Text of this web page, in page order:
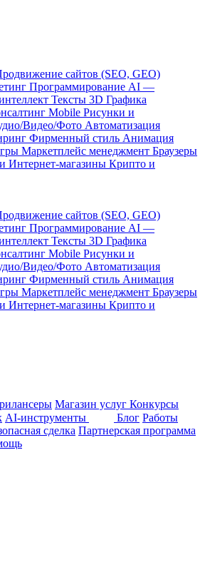
сайтов (SEO, GEO)
Программирование AI —
Тексты 3D Графика
Mobile Рисунки и
Видео/Фото Автоматизация
Фирменный стиль Анимация
Маркетплейс менеджмент Браузеры
Интернет-магазины Крипто и
сайтов (SEO, GEO)
Программирование AI —
Тексты 3D Графика
Mobile Рисунки и
Видео/Фото Автоматизация
Фирменный стиль Анимация
Маркетплейс менеджмент Браузеры
Интернет-магазины Крипто и
Магазин услуг Конкурсы
AI-инструменты Блог Работы
сделка Партнерская программа